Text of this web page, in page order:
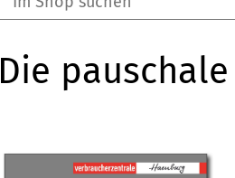
Die